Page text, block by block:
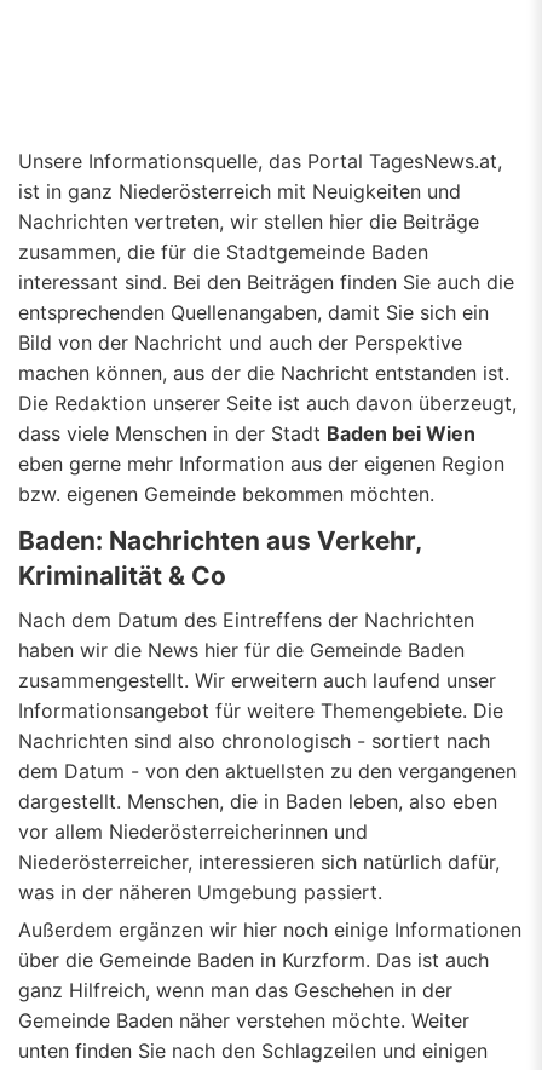
Unsere Informationsquelle, das Portal TagesNews.at,
ist in ganz Niederösterreich mit Neuigkeiten und
Nachrichten vertreten, wir stellen hier die Beiträge
zusammen, die für die Stadtgemeinde Baden
interessant sind. Bei den Beiträgen finden Sie auch die
entsprechenden Quellenangaben, damit Sie sich ein
Bild von der Nachricht und auch der Perspektive
machen können, aus der die Nachricht entstanden ist.
Die Redaktion unserer Seite ist auch davon überzeugt,
dass viele Menschen in der Stadt Baden bei Wien
eben gerne mehr Information aus der eigenen Region
bzw. eigenen Gemeinde bekommen möchten.
Baden: Nachrichten aus Verkehr,
Kriminalität & Co
Nach dem Datum des Eintreffens der Nachrichten
haben wir die News hier für die Gemeinde Baden
zusammengestellt. Wir erweitern auch laufend unser
Informationsangebot für weitere Themengebiete. Die
Nachrichten sind also chronologisch - sortiert nach
dem Datum - von den aktuellsten zu den vergangenen
dargestellt. Menschen, die in Baden leben, also eben
vor allem Niederösterreicherinnen und
Niederösterreicher, interessieren sich natürlich dafür,
was in der näheren Umgebung passiert.
Außerdem ergänzen wir hier noch einige Informationen
über die Gemeinde Baden in Kurzform. Das ist auch
ganz Hilfreich, wenn man das Geschehen in der
Gemeinde Baden näher verstehen möchte. Weiter
unten finden Sie nach den Schlagzeilen und einigen